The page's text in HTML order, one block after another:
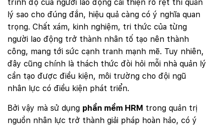
trình độ của người lao động cải thiện rõ rệt thì quản
lý sao cho đúng đắn, hiệu quả càng có ý nghĩa quan
trọng. Chất xám, kinh nghiệm, tri thức của từng
người lao động trở thành nhân tố tạo nên thành
công, mang tới sức cạnh tranh mạnh mẽ. Tuy nhiên,
đây cũng chính là thách thức đòi hỏi mỗi nhà quản lý
cần tạo được điều kiện, môi trường cho đội ngũ
nhân lực có điều kiện phát triển.
Bởi vậy mà sử dụng phần mềm HRM trong quản trị
nguồn nhân lực trở thành giải pháp hoàn hảo, có ý